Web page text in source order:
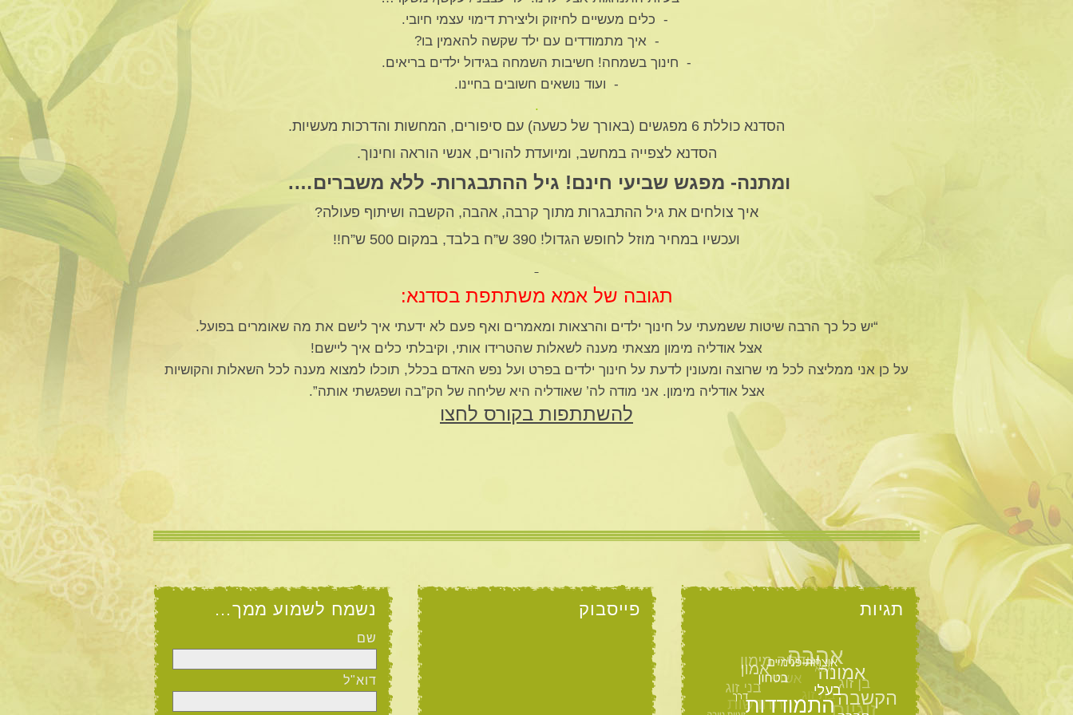
- כלים מעשיים לחיזוק וליצירת דימוי עצמי חיובי.
- איך מתמודדים עם ילד שקשה להאמין בו?
- חינוך בשמחה! חשיבות השמחה בגידול ילדים בריאים.
- ועוד נושאים חשובים בחיינו.
.
הסדנא כוללת 6 מפגשים (באורך של כשעה) עם סיפורים, המחשות והדרכות מעשיות.
הסדנא לצפייה במחשב, ומיועדת להורים, אנשי הוראה וחינוך.
ומתנה- מפגש שביעי חינם! גיל ההתבגרות- ללא משברים….
איך צולחים את גיל ההתבגרות מתוך קרבה, אהבה, הקשבה ושיתוף פעולה?
ועכשיו במחיר מוזל לחופש הגדול! 390 ש”ח בלבד, במקום 500 ש”ח!!
תגובה של אמא משתתפת בסדנא:
“יש כל כך הרבה שיטות ששמעתי על חינוך ילדים והרצאות ומאמרים ואף פעם לא ידעתי איך לישם את מה שאומרים בפועל.
אצל אודליה מימון מצאתי מענה לשאלות שהטרידו אותי, וקיבלתי כלים איך ליישם!
על כן אני ממליצה לכל מי שרוצה ומעונין לדעת על חינוך ילדים בפרט ועל נפש האדם בכלל, תוכלו למצוא מענה לכל השאלות והקושיות
אצל אודליה מימון. אני מודה לה’ שאודליה היא שליחה של הק”בה ושפגשתי אותה”.
להשתתפות בקורס לחצו
נשמח לשמוע ממך…
שם
דוא"ל
פייסבוק תגיות